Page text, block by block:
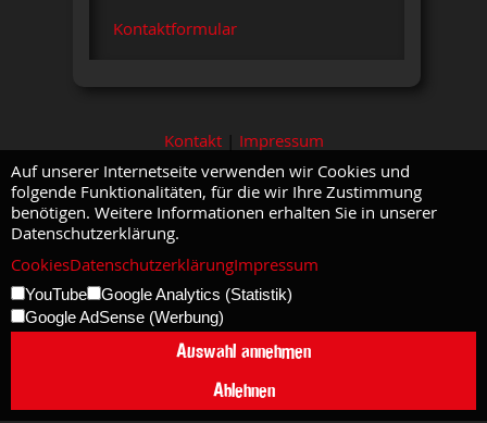
Kontaktformular
Kontakt| Impressum
Auf unserer Internetseite verwenden wir Cookies und
folgende Funktionalitäten, für die wir Ihre Zustimmung
benötigen. Weitere Informationen erhalten Sie in unserer
Datenschutzerklärung.
CookiesDatenschutzerklärungImpressum
YouTube
Google Analytics (Statistik)
Google AdSense (Werbung)
Auswahl annehmen
Ablehnen